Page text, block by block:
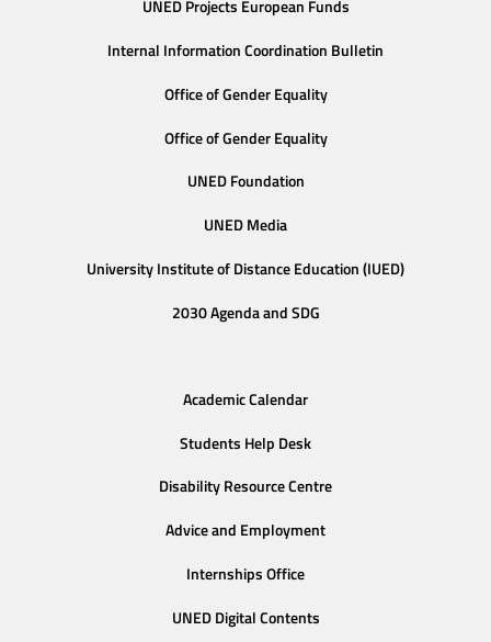
UNED Projects European Funds
Internal Information Coordination Bulletin
Office of Gender Equality
Office of Gender Equality
UNED Foundation
UNED Media
University Institute of Distance Education (IUED)
2030 Agenda and SDG
Academic Calendar
Students Help Desk
Disability Resource Centre
Advice and Employment
Internships Office
UNED Digital Contents